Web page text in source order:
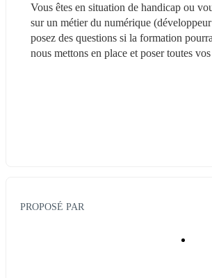
Vous êtes en situation de handicap ou
sur un métier du numérique
posez des questions si la formation
nous mettons en place et poser toutes
PROPOSÉ PAR